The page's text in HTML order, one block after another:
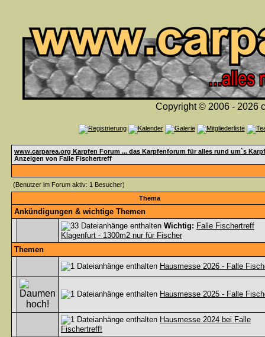
Copyright © 2006 - 2026
www.carparea.org Karpfen Forum ... das Karpfenforum für alles rund um`s
Anzeigen von Falle Fischertreff
(Benutzer im Forum aktiv: 1 Besucher)
Thema
Ankündigungen & wichtige Themen
Wichtig: Falle Fischertreff
Klagenfurt - 1300m2 nur für Fischer
Themen
Hausmesse 2026 - Falle
Hausmesse 2025 - Falle
Hausmesse 2024 bei Falle
Fischertreff!